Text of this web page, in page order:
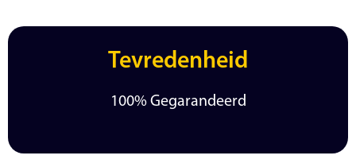
Tevredenheid
100% Gegarandeerd